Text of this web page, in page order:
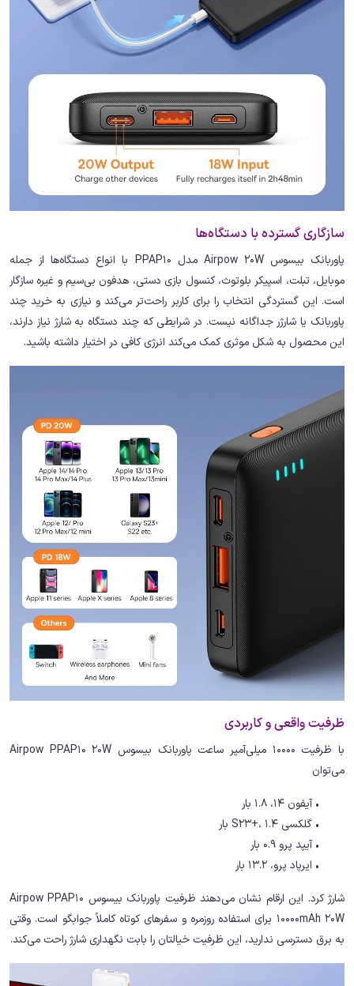
سازگاری گسترده با دستگاه‌ها
پاوربانک بیسوس Airpow 20W مدل PPAP10 با انواع دستگاه‌ها از جمله
موبایل، تبلت، اسپیکر بلوتوث، کنسول بازی دستی، هدفون بی‌سیم و غیره سازگار
است. این گستردگی انتخاب را برای کاربر راحت‌تر می‌کند و نیازی به خرید چند
پاوربانک یا شارژر جداگانه نیست. در شرایطی که چند دستگاه به شارژ نیاز دارند،
این محصول به شکل موثری کمک می‌کند انرژی کافی در اختیار داشته باشید.
ظرفیت واقعی و کاربردی
با ظرفیت 10000 میلی‌آمپر ساعت پاوربانک بیسوس Airpow PPAP10 20W
می‌توان
• آیفون 14، 1.8 بار
• گلکسی S23+، 1.4 بار
• آیپد پرو 0.9 بار
• ایرپاد پرو، 13.2 بار
شارژ کرد. این ارقام نشان می‌دهند ظرفیت پاوربانک بیسوس Airpow PPAP10
10000mAh 20W برای استفاده روزمره و سفرهای کوتاه کاملاً جوابگو است. وقتی
به برق دسترسی ندارید، این ظرفیت خیالتان را بابت نگهداری شارژ راحت می‌کند.